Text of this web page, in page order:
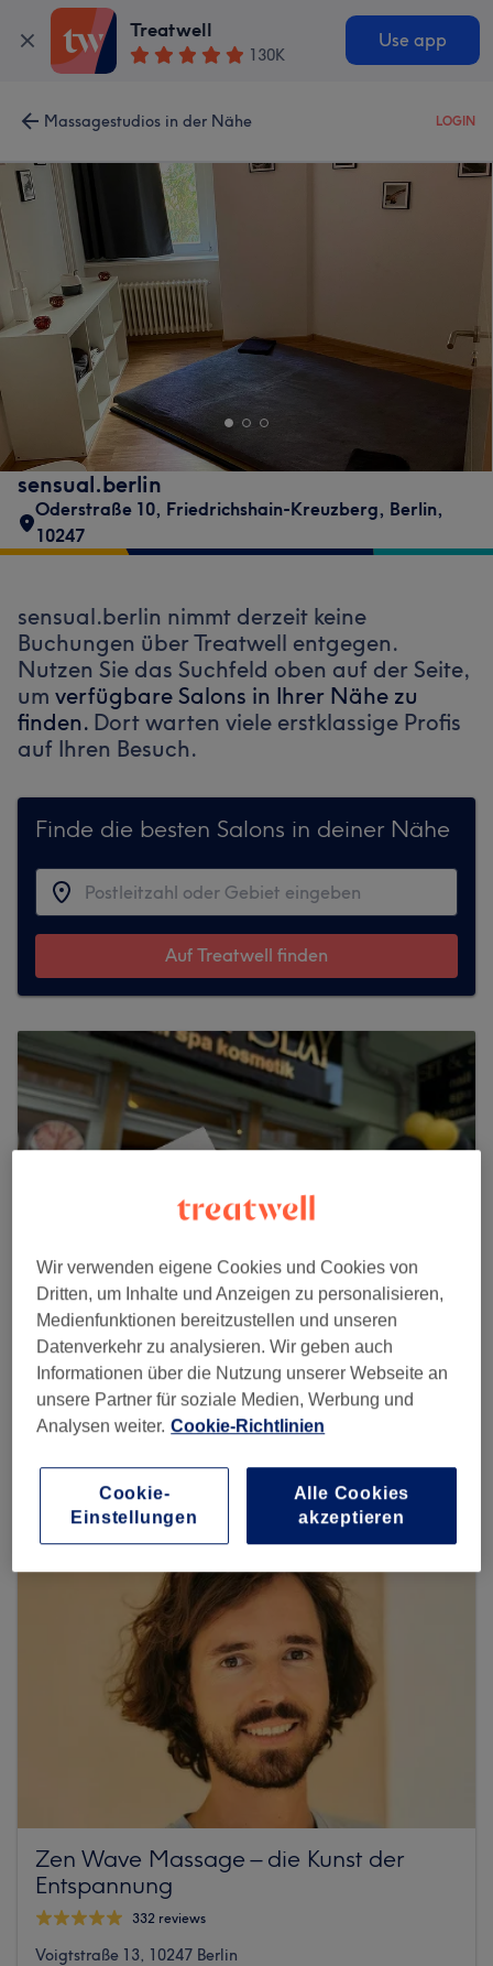
Treatwell
130K
Use app
Massagestudios in der Nähe LOGIN
sensual.berlin
Oderstraße 10, Friedrichshain-Kreuzberg, Berlin,
10247
sensual.berlin nimmt derzeit keine
Buchungen über Treatwell entgegen.
Nutzen Sie das Suchfeld oben auf der Seite,
um verfügbare Salons in Ihrer Nähe zu
finden. Dort warten viele erstklassige Profis
auf Ihren Besuch.
Finde die besten Salons in deiner Nähe
Auf Treatwell finden
Set & Slay Nail Spa
91 reviews
Pettenkoferstraße 6, Friedrichshain-Kreuzberg, 10247
Zen Wave Massage – die Kunst der
Entspannung
332 reviews
Voigtstraße 13, 10247 Berlin
Wir verwenden eigene Cookies und Cookies von
Dritten, um Inhalte und Anzeigen zu personalisieren,
Medienfunktionen bereitzustellen und unseren
Datenverkehr zu analysieren. Wir geben auch
Informationen über die Nutzung unserer Webseite an
unsere Partner für soziale Medien, Werbung und
Analysen weiter. Cookie-Richtlinien
Cookie-
Einstellungen
Alle Cookies
akzeptieren